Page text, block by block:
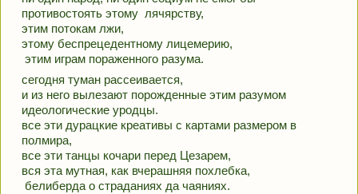
противостоять этому  лячярству,
этим потокам лжи,
этому беспрецедентному лицемерию,
этим играм пораженного разума.
сегодня туман рассеивается,
и из него вылезают порожденные этим разумом
идеологические уродцы.
все эти дурацкие креативы с картами размером в
полмира,
все эти танцы кочари перед Цезарем,
вся эта мутная, как вчерашняя похлебка,
белиберда о страданиях да чаяниях.